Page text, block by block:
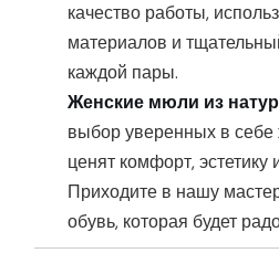
качество работы,
материалов и
каждой пары.
Женские мюли из
выбор уверенных в
ценят комфорт, эстетику
Приходите в нашу
обувь, которая будет